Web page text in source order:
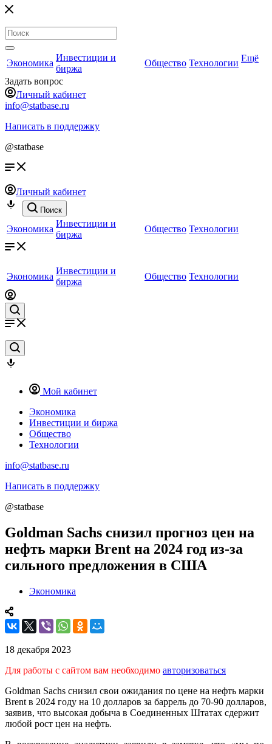
Экономика
Инвестиции и
биржа
Общество Технологии Ещё
Задать вопрос
Личный кабинет
info@statbase.ru
Написать в поддержку
@statbase
Личный кабинет
Поиск
Экономика
Инвестиции и
биржа
Общество Технологии
Экономика
Инвестиции и
биржа
Общество Технологии
Мой кабинет
Экономика
Инвестиции и биржа
Общество
Технологии
info@statbase.ru
Написать в поддержку
@statbase
Goldman Sachs снизил прогноз цен на
нефть марки Brent на 2024 год из-за
сильного предложения в США
Экономика
18 декабря 2023
Для работы с сайтом вам необходимо авторизоваться
Goldman Sachs снизил свои ожидания по цене на нефть марки
Brent в 2024 году на 10 долларов за баррель до 70-90 долларов,
заявив, что высокая добыча в Соединенных Штатах сдержит
любой рост цен на нефть.